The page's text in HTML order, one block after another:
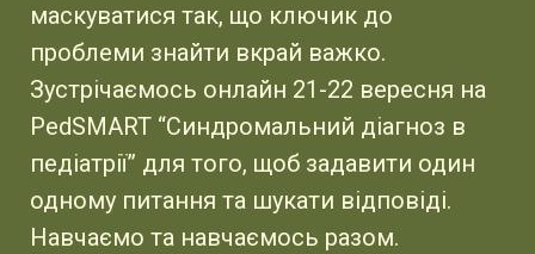
маскуватися так, що ключик до
проблеми знайти вкрай важко.
Зустрічаємось онлайн 21-22 вересня на
PedSMART “Синдромальний діагноз в
педіатрії” для того, щоб задавити один
одному питання та шукати відповіді.
Навчаємо та навчаємось разом.